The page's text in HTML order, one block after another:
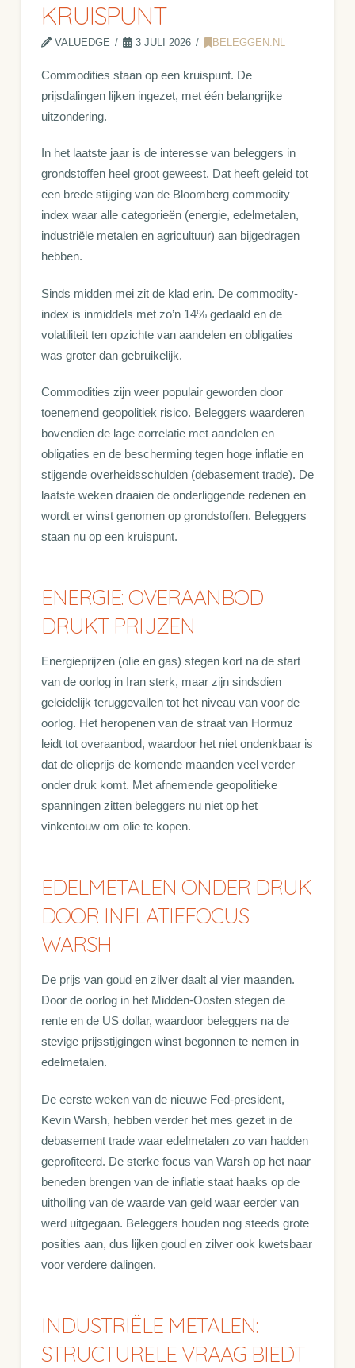
KRUISPUNT
VALUEDGE 3 JULI 2026 BELEGGEN.NL
Commodities staan op een kruispunt. De
prijsdalingen lijken ingezet, met één belangrijke
uitzondering.
In het laatste jaar is de interesse van beleggers in
grondstoffen heel groot geweest. Dat heeft geleid tot
een brede stijging van de Bloomberg commodity
index waar alle categorieën (energie, edelmetalen,
industriële metalen en agricultuur) aan bijgedragen
hebben.
Sinds midden mei zit de klad erin. De commodity-
index is inmiddels met zo’n 14% gedaald en de
volatiliteit ten opzichte van aandelen en obligaties
was groter dan gebruikelijk.
Commodities zijn weer populair geworden door
toenemend geopolitiek risico. Beleggers waarderen
bovendien de lage correlatie met aandelen en
obligaties en de bescherming tegen hoge inflatie en
stijgende overheidsschulden (debasement trade). De
laatste weken draaien de onderliggende redenen en
wordt er winst genomen op grondstoffen. Beleggers
staan nu op een kruispunt.
ENERGIE: OVERAANBOD
DRUKT PRIJZEN
Energieprijzen (olie en gas) stegen kort na de start
van de oorlog in Iran sterk, maar zijn sindsdien
geleidelijk teruggevallen tot het niveau van voor de
oorlog. Het heropenen van de straat van Hormuz
leidt tot overaanbod, waardoor het niet ondenkbaar is
dat de olieprijs de komende maanden veel verder
onder druk komt. Met afnemende geopolitieke
spanningen zitten beleggers nu niet op het
vinkentouw om olie te kopen.
EDELMETALEN ONDER DRUK
DOOR INFLATIEFOCUS
WARSH
De prijs van goud en zilver daalt al vier maanden.
Door de oorlog in het Midden-Oosten stegen de
rente en de US dollar, waardoor beleggers na de
stevige prijsstijgingen winst begonnen te nemen in
edelmetalen.
De eerste weken van de nieuwe Fed-president,
Kevin Warsh, hebben verder het mes gezet in de
debasement trade waar edelmetalen zo van hadden
geprofiteerd. De sterke focus van Warsh op het naar
beneden brengen van de inflatie staat haaks op de
uitholling van de waarde van geld waar eerder van
werd uitgegaan. Beleggers houden nog steeds grote
posities aan, dus lijken goud en zilver ook kwetsbaar
voor verdere dalingen.
INDUSTRIËLE METALEN:
STRUCTURELE VRAAG BIEDT